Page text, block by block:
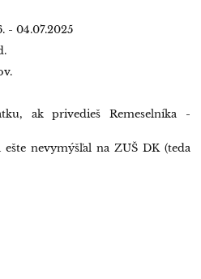
- 04.07.2025
ak privedieš Remeselníka -
nevymýšľal na ZUŠ DK (teda